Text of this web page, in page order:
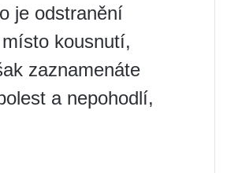
je odstranění
kousnutí,
zaznamenáte
a nepohodlí,